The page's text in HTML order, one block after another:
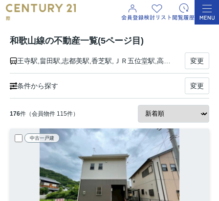
和歌山線の不動産一覧(5ページ目)
変更
条件から探す 変更
176件（会員物件 115件）
中古一戸建